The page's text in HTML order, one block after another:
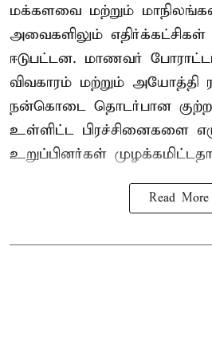
மக்களவை மற்றும்
அவைகளிலும்
ஈடுபட்டன. மாணவர்
விவகாரம் மற்றும் அயோத்தி
நன்கொடை தொடர்பான
உள்ளிட்ட பிரச்சினைகளை
உறுப்பினர்கள்
Read More